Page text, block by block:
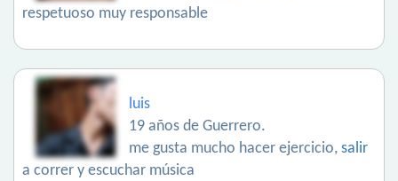
respetuoso muy responsable
luis
19 años de Guerrero.
me gusta mucho hacer ejercicio, salir
a correr y escuchar música